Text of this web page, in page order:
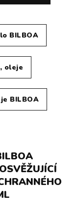
BILBOA
oleje
BILBOA